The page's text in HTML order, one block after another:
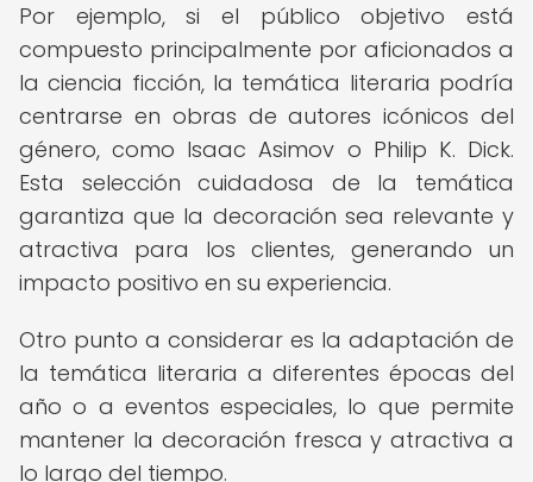
Por ejemplo, si el público objetivo está
compuesto principalmente por aficionados a
la ciencia ficción, la temática literaria podría
centrarse en obras de autores icónicos del
género, como Isaac Asimov o Philip K. Dick.
Esta selección cuidadosa de la temática
garantiza que la decoración sea relevante y
atractiva para los clientes, generando un
impacto positivo en su experiencia.
Otro punto a considerar es la adaptación de
la temática literaria a diferentes épocas del
año o a eventos especiales, lo que permite
mantener la decoración fresca y atractiva a
lo largo del tiempo.